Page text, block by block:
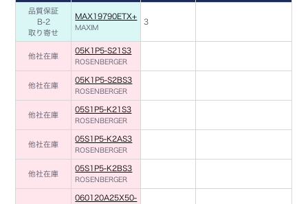
品質保証
B-2
取り寄せ
MAX19790ETX+
MAXIM
3
他社在庫
05K1P5-S21S3
ROSENBERGER
他社在庫
05K1P5-S2BS3
ROSENBERGER
他社在庫
05S1P5-K21S3
ROSENBERGER
他社在庫
05S1P5-K2AS3
ROSENBERGER
他社在庫
05S1P5-K2BS3
ROSENBERGER
060120A25X50-